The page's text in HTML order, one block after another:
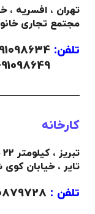
تهران ، افسریه ،
مجتمع تجاری
تلفن:
کارخانه
تایر ، خیابان
تلفن :